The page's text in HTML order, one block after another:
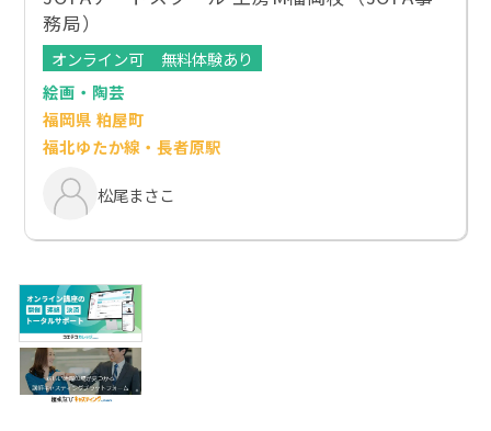
務局）
オンライン可
無料体験あり
絵画・陶芸
福岡県 粕屋町
福北ゆたか線・長者原駅
松尾まさこ